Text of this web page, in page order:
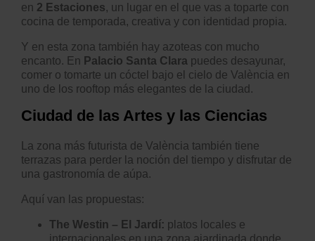
en 2 Estaciones, un lugar en el que vas a toparte con
cocina de temporada, creativa y con identidad propia.
Y en esta zona también hay azoteas con mucho
encanto. En Palacio Santa Clara puedes desayunar,
comer o tomarte un cóctel bajo el cielo de València en
uno de los rooftop más elegantes de la ciudad.
Ciudad de las Artes y las Ciencias
La zona más futurista de València también tiene
terrazas para perder la noción del tiempo y disfrutar de
una gastronomía de aúpa.
Aquí van las propuestas:
The Westin – El Jardí: platos locales e
internacionales en una zona ajardinada donde